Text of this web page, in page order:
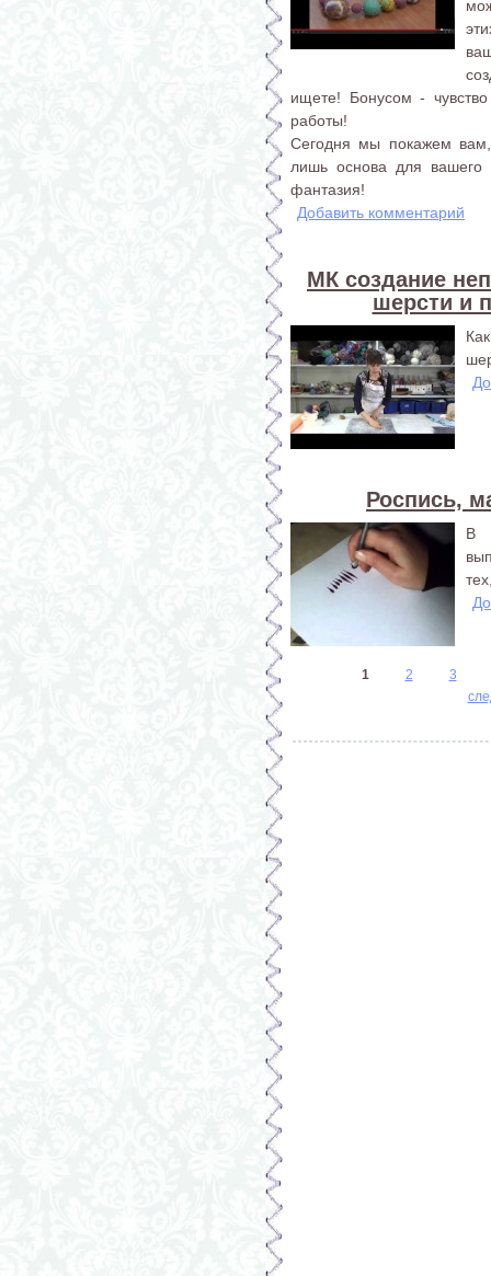
ищете! Бонусом - чувство
работы!
Сегодня мы покажем
лишь основа для вашего
фантазия!
Добавить комментарий
МК создание
шерсти и
Роспись,
В
Страницы
1 2
3